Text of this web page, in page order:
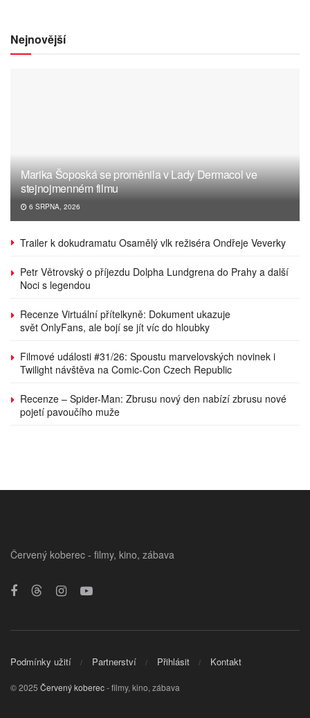
Nejnovější
Marika Šoposká se proměnila v Lady Dermacol ve
stejnojmenném filmu
6 SRPNA, 2026
Trailer k dokudramatu Osamělý vlk režiséra Ondřeje Veverky
Petr Větrovský o příjezdu Dolpha Lundgrena do Prahy a další
Noci s legendou
Recenze Virtuální přítelkyně: Dokument ukazuje
svět OnlyFans, ale bojí se jít víc do hloubky
Filmové události #31/26: Spoustu marvelovských novinek i
Twilight návštěva na Comic-Con Czech Republic
Recenze – Spider-Man: Zbrusu nový den nabízí zbrusu nové
pojetí pavoučího muže
Červený koberec - filmy, kino, zábava
Podmínky užití Partnerství Přihlásit Kontakt
© 2025 Červený koberec- filmy, kino, zábava